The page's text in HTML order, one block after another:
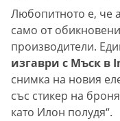
Любопитното е, че
само от
производители.
изгаври с Мъск в
снимка на новия
със стикер на
като Илон полудя“.